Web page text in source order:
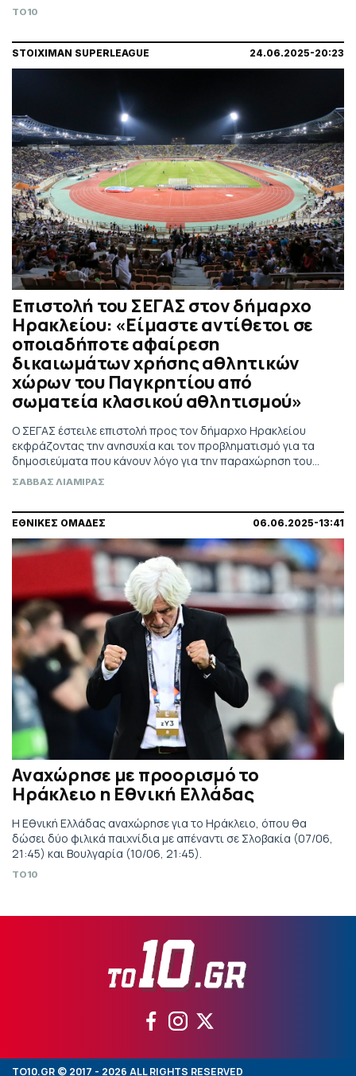
TO10
STOIXIMAN SUPERLEAGUE 24.06.2025-20:23
Επιστολή του ΣΕΓΑΣ στον δήμαρχο
Ηρακλείου: «Είμαστε αντίθετοι σε
οποιαδήποτε αφαίρεση
δικαιωμάτων χρήσης αθλητικών
χώρων του Παγκρητίου από
σωματεία κλασικού αθλητισμού»
Ο ΣΕΓΑΣ έστειλε επιστολή προς τον δήμαρχο Ηρακλείου
εκφράζοντας την ανησυχία και τον προβληματισμό για τα
δημοσιεύματα που κάνουν λόγο για την παραχώρηση του
Παγκρήτιου αποκλειστικά στον ΟΦΗ.
ΣΑΒΒΑΣ ΛΙΑΜΙΡΑΣ
ΕΘΝΙΚΕΣ ΟΜΑΔΕΣ 06.06.2025-13:41
Αναχώρησε με προορισμό το
Ηράκλειο η Εθνική Ελλάδας
Η Εθνική Ελλάδας αναχώρησε για το Ηράκλειο, όπου θα
δώσει δύο φιλικά παιχνίδια με απέναντι σε Σλοβακία (07/06,
21:45) και Βουλγαρία (10/06, 21:45).
TO10
TO10.GR © 2017 - 2026 ALL RIGHTS RESERVED